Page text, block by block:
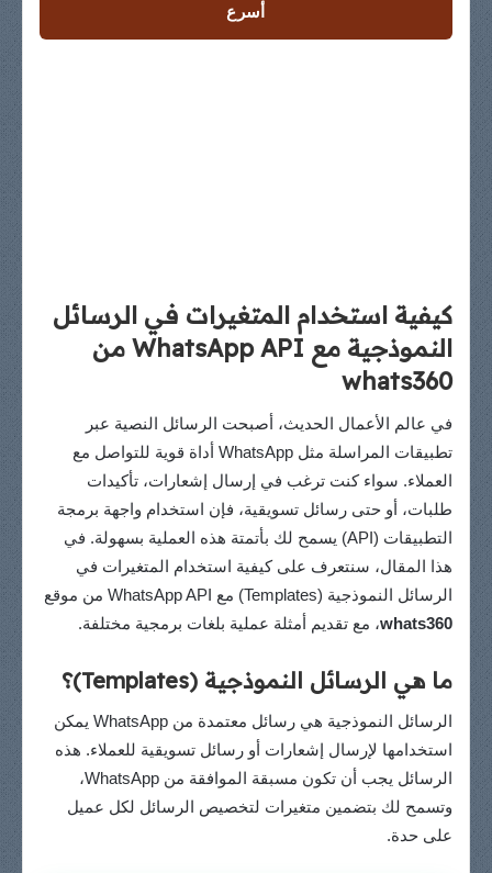
أسرع
كيفية استخدام المتغيرات في الرسائل
النموذجية مع WhatsApp API من
whats360
في عالم الأعمال الحديث، أصبحت الرسائل النصية عبر
تطبيقات المراسلة مثل WhatsApp أداة قوية للتواصل مع
العملاء. سواء كنت ترغب في إرسال إشعارات، تأكيدات
طلبات، أو حتى رسائل تسويقية، فإن استخدام واجهة برمجة
التطبيقات (API) يسمح لك بأتمتة هذه العملية بسهولة. في
هذا المقال، سنتعرف على كيفية استخدام المتغيرات في
الرسائل النموذجية (Templates) مع WhatsApp API من موقع
whats360، مع تقديم أمثلة عملية بلغات برمجية مختلفة.
ما هي الرسائل النموذجية (Templates)؟
الرسائل النموذجية هي رسائل معتمدة من WhatsApp يمكن
استخدامها لإرسال إشعارات أو رسائل تسويقية للعملاء. هذه
الرسائل يجب أن تكون مسبقة الموافقة من WhatsApp،
وتسمح لك بتضمين متغيرات لتخصيص الرسائل لكل عميل
على حدة.